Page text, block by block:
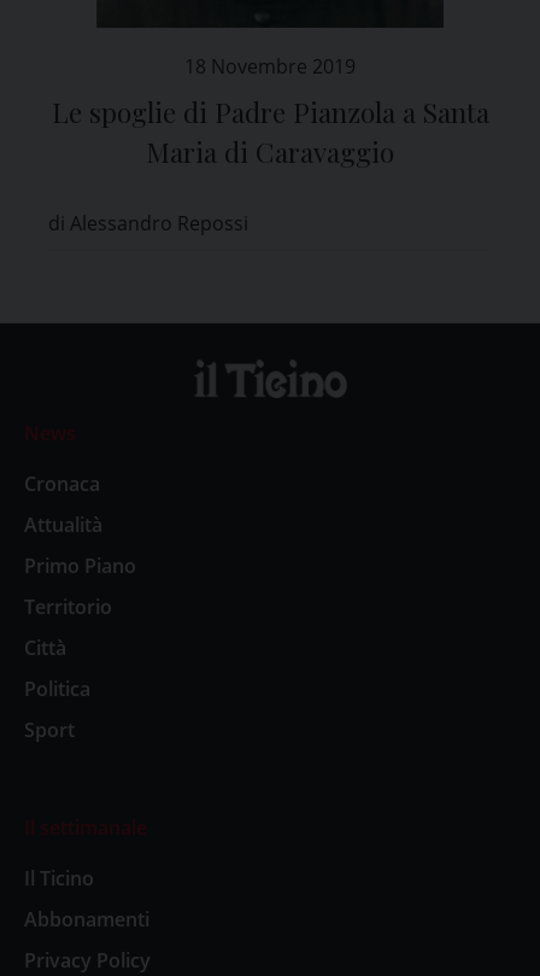
18 Novembre 2019
Le spoglie di Padre Pianzola a Santa
Maria di Caravaggio
di Alessandro Repossi
News
Cronaca
Attualità
Primo Piano
Territorio
Città
Politica
Sport
Il settimanale
Il Ticino
Abbonamenti
Privacy Policy